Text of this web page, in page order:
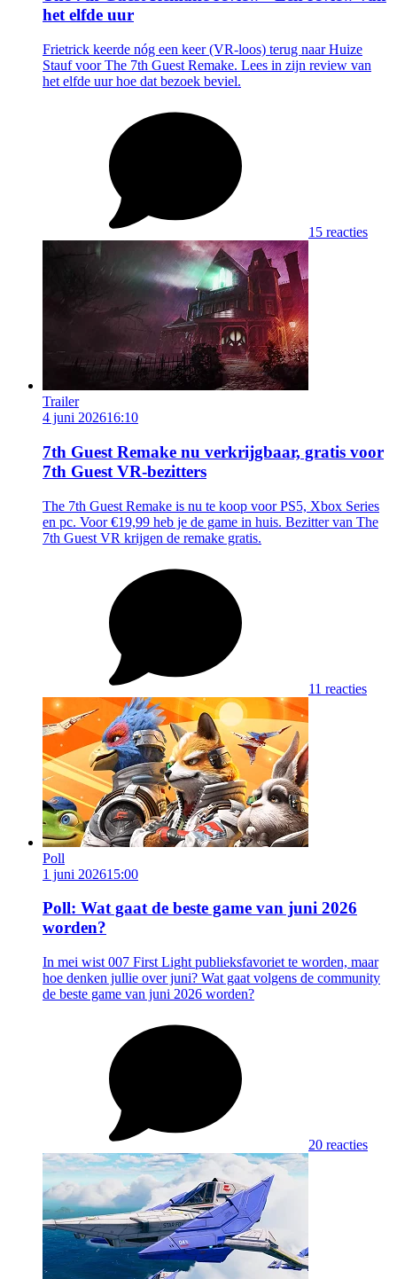
het elfde uur
Frietrick keerde nóg een keer (VR-loos) terug naar Huize
Stauf voor The 7th Guest Remake. Lees in zijn review van
het elfde uur hoe dat bezoek beviel.
15 reacties
Trailer
4 juni 202616:10
7th Guest Remake nu verkrijgbaar, gratis voor
7th Guest VR-bezitters
The 7th Guest Remake is nu te koop voor PS5, Xbox Series
en pc. Voor €19,99 heb je de game in huis. Bezitter van The
7th Guest VR krijgen de remake gratis.
11 reacties
Poll
1 juni 202615:00
Poll: Wat gaat de beste game van juni 2026
worden?
In mei wist 007 First Light publieksfavoriet te worden, maar
hoe denken jullie over juni? Wat gaat volgens de community
de beste game van juni 2026 worden?
20 reacties